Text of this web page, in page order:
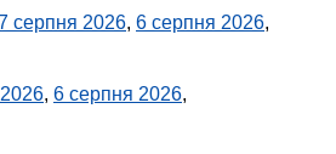
серпня 2026, 6 серпня 2026,
, 6 серпня 2026,